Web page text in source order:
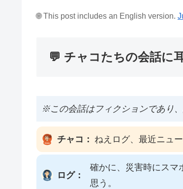
🌐 This post includes an English version.
💬 チャコたちの会話に
※この会話はフィクションであり
チャコ： ねえログ、最近ニュ
ログ：
確かに、災害時にスマ
思う。